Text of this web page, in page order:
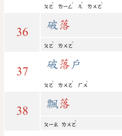
ㄆㄛ
ˋ
ㄌㄧㄥ
ˊ
ㄦ
ˋ
ㄌㄨㄛ
ˋ
36
破 落
ㄆㄛ
ˋ
ㄌㄨㄛ
ˋ
37
破 落 戶
ㄆㄛ
ˋ
ㄌㄨㄛ
ˋ
ㄏㄨ
ˋ
38
飄落
ㄆㄧㄠ ㄌㄨㄛ
ˋ